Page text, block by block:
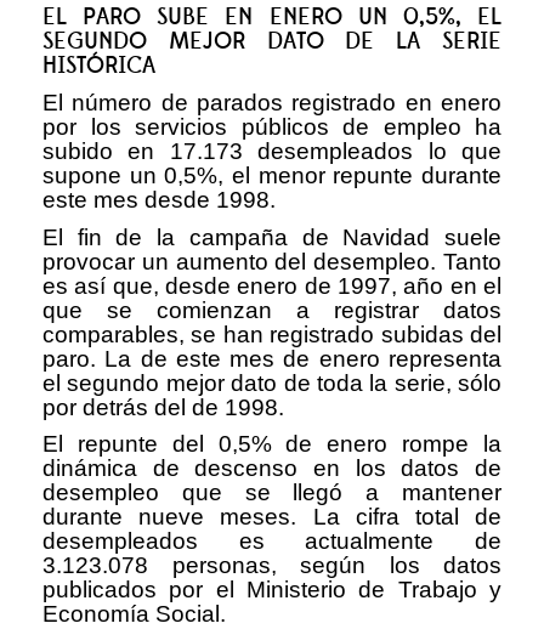
EL PARO SUBE EN ENERO UN 0,5%, EL
SEGUNDO MEJOR DATO DE LA SERIE
HISTÓRICA
El número de parados registrado en enero
por los servicios públicos de empleo ha
subido en 17.173 desempleados lo que
supone un 0,5%, el menor repunte durante
este mes desde 1998.
El fin de la campaña de Navidad suele
provocar un aumento del desempleo. Tanto
es así que, desde enero de 1997, año en el
que se comienzan a registrar datos
comparables, se han registrado subidas del
paro. La de este mes de enero representa
el segundo mejor dato de toda la serie, sólo
por detrás del de 1998.
El repunte del 0,5% de enero rompe la
dinámica de descenso en los datos de
desempleo que se llegó a mantener
durante nueve meses. La cifra total de
desempleados es actualmente de
3.123.078 personas, según los datos
publicados por el Ministerio de Trabajo y
Economía Social.